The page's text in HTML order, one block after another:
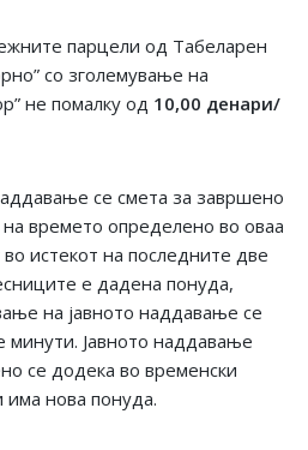
парцели од Табеларен
со зголемување на
не помалку од 10,00 денари/
се смета за завршено
времето определено во оваа
истекот на последните две
е дадена понуда,
на јавното наддавање се
Јавното наддавање
се додека во временски
нова понуда.